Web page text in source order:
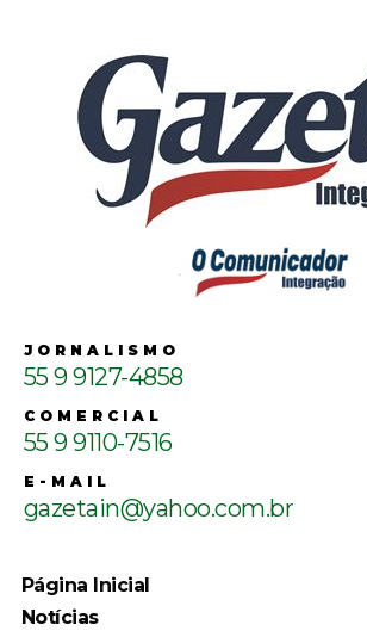
JORNALISMO
55 9 9127-4858
COMERCIAL
55 9 9110-7516
E-MAIL
gazetain@yahoo.com.br
Página Inicial
Notícias